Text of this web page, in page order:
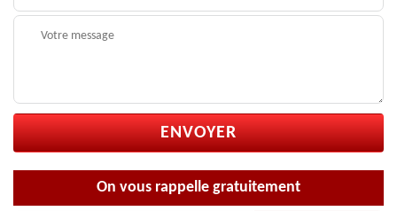
On vous rappelle gratuitement